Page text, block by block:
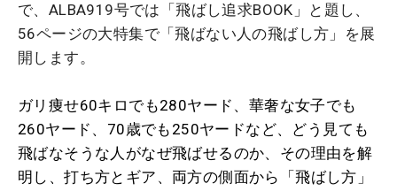
で、ALBA919号では「飛ばし追求BOOK」と題し、
56ページの大特集で「飛ばない人の飛ばし方」を展
開します。
ガリ痩せ60キロでも280ヤード、華奢な女子でも
260ヤード、70歳でも250ヤードなど、どう見ても
飛ばなそうな人がなぜ飛ばせるのか、その理由を解
明し、打ち方とギア、両方の側面から「飛ばし方」